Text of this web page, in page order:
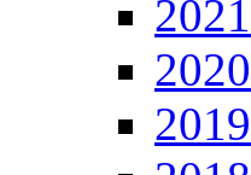
2021
2020
2019